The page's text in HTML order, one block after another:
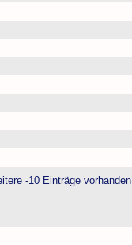
-10 Einträge vorhanden